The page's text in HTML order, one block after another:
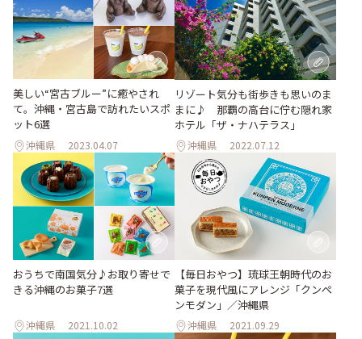
美しい“宮古ブルー”に癒やされ
て。沖縄・宮古島で訪れたいスポ
ット6選
沖縄県 2023.04.07
リゾート気分も街歩きも思いのま
まに♪ 那覇の高台に佇む隠れ家
ホテル「ザ・ナハテラス」
沖縄県 2022.07.12
おうちで南国気分♪お取り寄せで
きる沖縄のお菓子7選
沖縄県 2021.10.02
【毎日おやつ】琉球王朝時代のお
菓子を現代風にアレンジ「クンペ
ンモダン」／沖縄県
沖縄県 2021.09.29